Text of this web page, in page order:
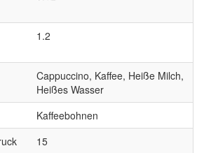
1.2
Cappuccino, Kaffee, Heiße Milch,
Heißes Wasser
Kaffeebohnen
15